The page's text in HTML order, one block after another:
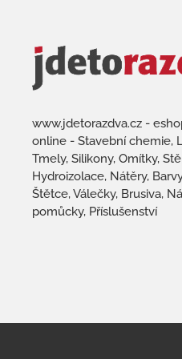
www.jdetorazdva.cz -
online - Stavební chemie,
Tmely, Silikony, Omítky,
Hydroizolace, Nátěry,
Štětce, Válečky, Brusiva,
pomůcky, Příslušenství